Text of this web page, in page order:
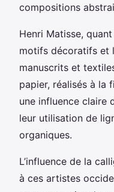
compositions
Henri Matisse,
motifs décoratifs et
manuscrits et
papier, réalisés à la
une influence claire
leur utilisation de
organiques.
L’influence de la
à ces artistes